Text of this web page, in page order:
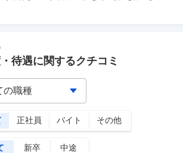
待遇に関するクチコミ
正社員 バイト その他
新卒 中途